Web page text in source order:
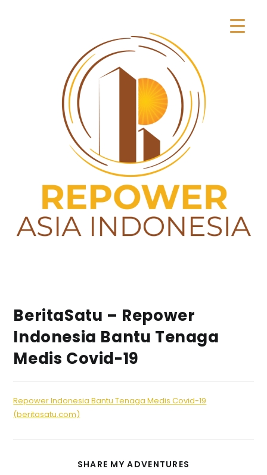
BeritaSatu – Repower
Indonesia Bantu Tenaga
Medis Covid-19
Repower Indonesia Bantu Tenaga Medis Covid-19
(beritasatu.com)
SHARE MY ADVENTURES